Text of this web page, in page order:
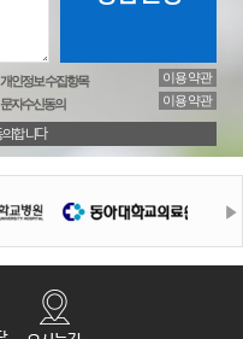
개인정보 수집항목
이용약관
문자수신동의 이용약관
합니다